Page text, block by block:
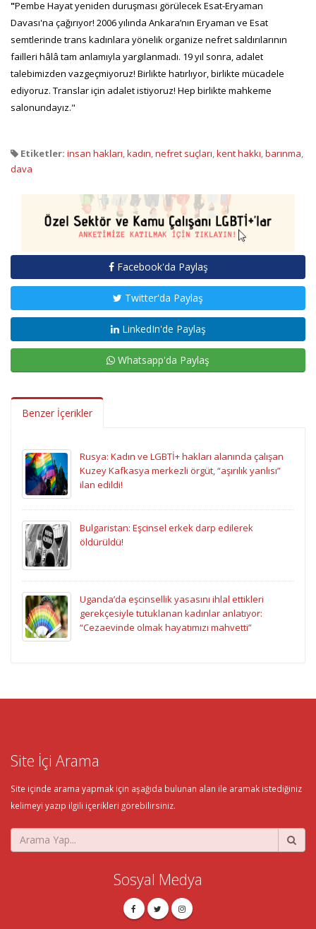
"Pembe Hayat yeniden duruşması görülecek Esat-Eryaman
Davası'na çağırıyor! 2006 yılında Ankara’nın Eryaman ve Esat
semtlerinde trans kadınlara yönelik organize nefret saldırılarının
failleri hâlâ tam anlamıyla yargılanmadı. 19 yıl sonra, adalet
talebimizden vazgeçmiyoruz! Birlikte hatırlıyor, birlikte mücadele
ediyoruz. Translar için adalet istiyoruz! Hep birlikte mahkeme
salonundayız."
Etiketler: insan hakları,kadın,nefret suçları,kent hakkı,barınma,
dava
Facebook'da Paylaş
Twitter'da Paylaş
LinkedIn'de Paylaş
Whatsapp'da Paylaş
Benzer İçerikler
Rusya: Kadın ve LGBTİ+ hakları alanında çalışan
Kuzey Kafkasya merkezli örgüt, “aşırılık yanlısı”
ilan edildi!
Bulgaristan: Eşcinsel erkek darp edilerek
öldürüldü!
Uganda’da eşcinsellik yasasını ihlal ettikleri
gerekçesiyle tutuklanan kadınlar anlatıyor:
“Cezaevinde olmak hayatımızı mahvetti”
Site İçi Arama
Site içinde arama yapmak için aşağıda bulunan alan ile aramak istediğiniz
kelimeyi yazıp ilgili içerikleri görebilirsiniz.
Sosyal Medya